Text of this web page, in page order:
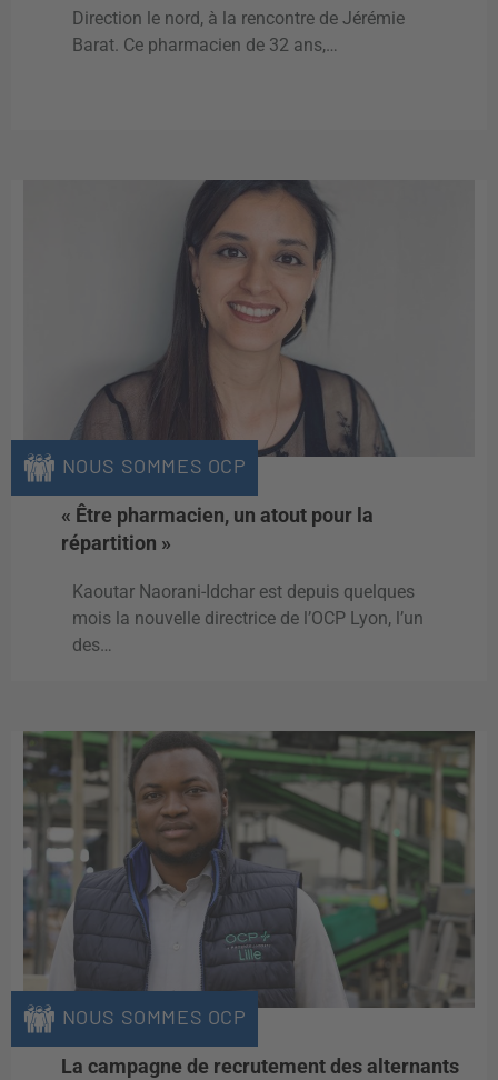
Direction le nord, à la rencontre de Jérémie
Barat. Ce pharmacien de 32 ans,…
NOUS SOMMES OCP
« Être pharmacien, un atout pour la
répartition »
Kaoutar Naorani-Idchar est depuis quelques
mois la nouvelle directrice de l’OCP Lyon, l’un
des…
NOUS SOMMES OCP
La campagne de recrutement des alternants